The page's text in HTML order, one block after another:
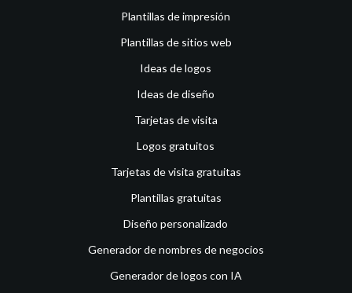
Plantillas de impresión
Plantillas de sitios web
Ideas de logos
Ideas de diseño
Tarjetas de visita
Logos gratuitos
Tarjetas de visita gratuitas
Plantillas gratuitas
Diseño personalizado
Generador de nombres de negocios
Generador de logos con IA